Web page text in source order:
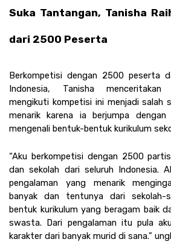
Suka Tantangan, Tanisha
dari 2500 Peserta
Berkompetisi dengan 2500 peserta
Indonesia, Tanisha menceritakan
mengikuti kompetisi ini menjadi salah
menarik karena ia berjumpa
mengenali bentuk-bentuk kurikulum
“Aku berkompetisi dengan 2500
dan sekolah dari seluruh Indonesia.
pengalaman yang menarik
banyak dan tentunya dari sekolah-
bentuk kurikulum yang beragam baik
swasta. Dari pengalaman itu pula
karakter dari banyak murid di sana.”